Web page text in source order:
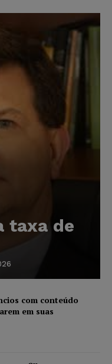
taxa de
com conteúdo
em suas